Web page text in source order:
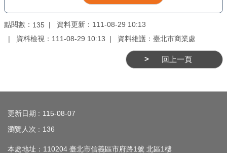
商
業
發
導
商
圈
點閱數： 135
資料更新：111-08-29 10:13
資料檢視：111-08-29 10:13
資料維護：臺北市商業處
回上一頁
更新日期
115-08-07
瀏覽人次
136
本處地址：110204 臺北市信義區市府路1號 北區1樓